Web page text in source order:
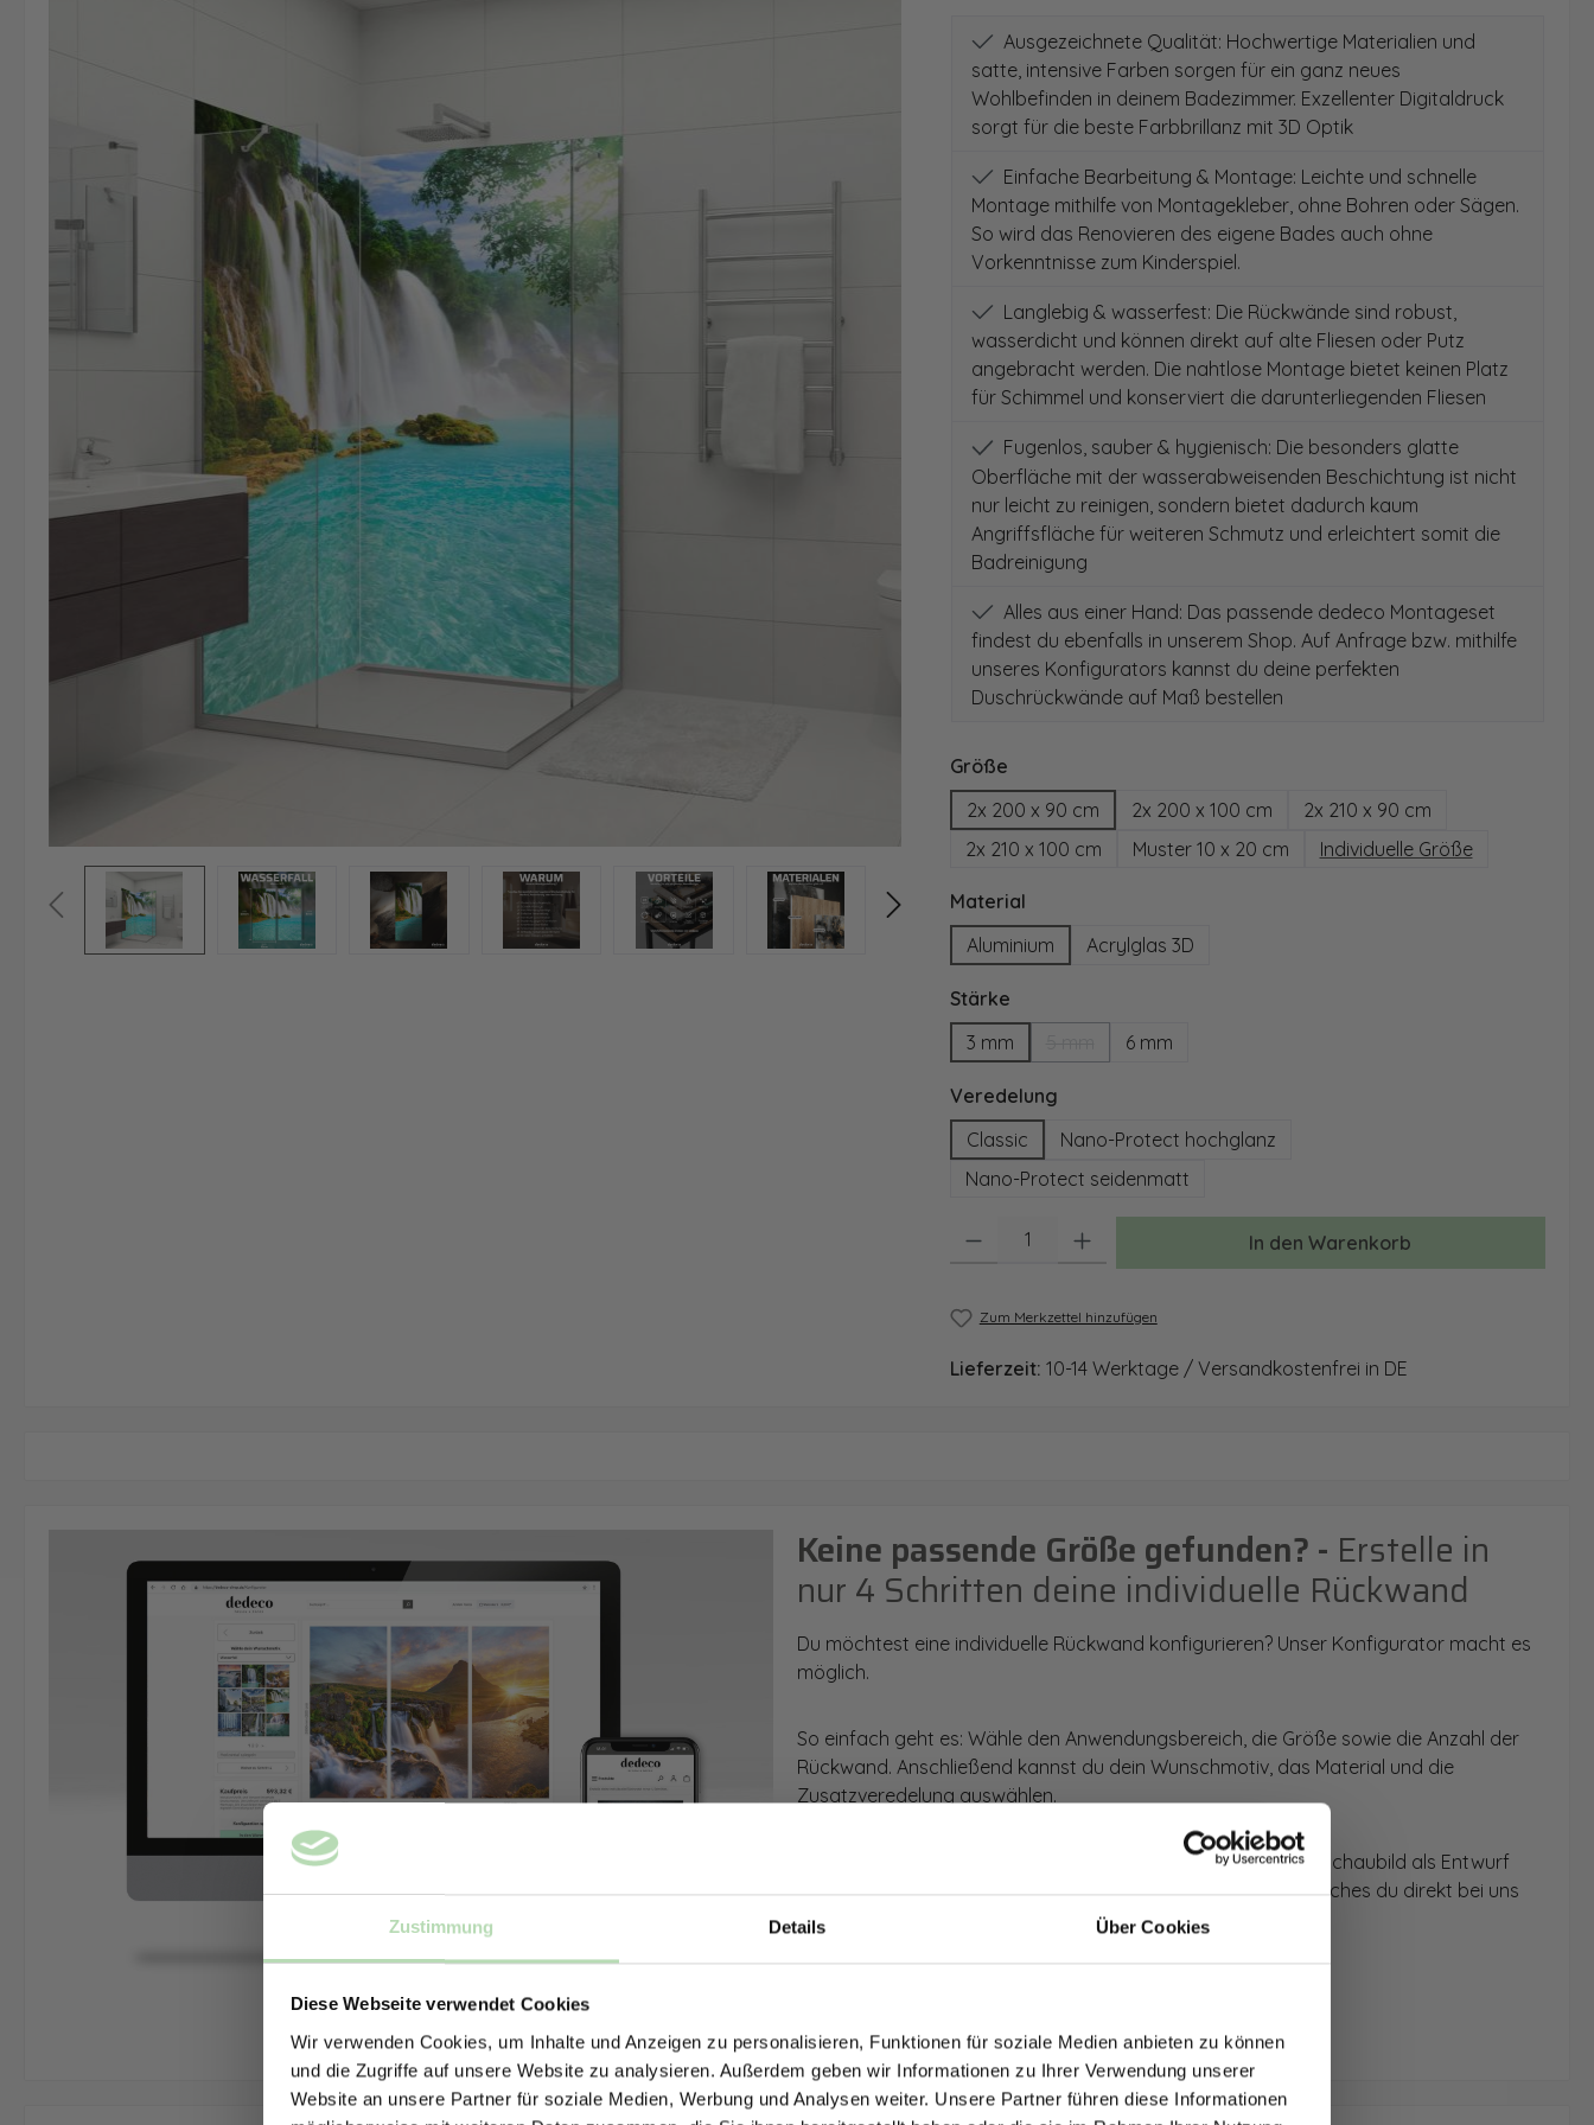
Zustimmung Details Über Cookies
Diese Webseite verwendet Cookies
Wir verwenden Cookies, um Inhalte und Anzeigen zu personalisieren, Funktionen für soziale Medien anbieten zu können
und die Zugriffe auf unsere Website zu analysieren. Außerdem geben wir Informationen zu Ihrer Verwendung unserer
Website an unsere Partner für soziale Medien, Werbung und Analysen weiter. Unsere Partner führen diese Informationen
Ausgezeichnete Qualität: Hochwertige Materialien und
satte, intensive Farben sorgen für ein ganz neues
Wohlbefinden in deinem Badezimmer. Exzellenter Digitaldruck
sorgt für die beste Farbbrillanz mit 3D Optik
Einfache Bearbeitung & Montage: Leichte und schnelle
Montage mithilfe von Montagekleber, ohne Bohren oder Sägen.
So wird das Renovieren des eigene Bades auch ohne
Vorkenntnisse zum Kinderspiel.
Langlebig & wasserfest: Die Rückwände sind robust,
wasserdicht und können direkt auf alte Fliesen oder Putz
angebracht werden. Die nahtlose Montage bietet keinen Platz
für Schimmel und konserviert die darunterliegenden Fliesen
Fugenlos, sauber & hygienisch: Die besonders glatte
Oberfläche mit der wasserabweisenden Beschichtung ist nicht
nur leicht zu reinigen, sondern bietet dadurch kaum
Angriffsfläche für weiteren Schmutz und erleichtert somit die
Badreinigung
Alles aus einer Hand: Das passende dedeco Montageset
findest du ebenfalls in unserem Shop. Auf Anfrage bzw. mithilfe
unseres Konfigurators kannst du deine perfekten
Duschrückwände auf Maß bestellen
Größeauswählen
2x 200 x 90 cm
2x 200 x 100 cm
2x 210 x 90 cm
2x 210 x 100 cm
Muster 10 x 20 cm Individuelle Größe
Materialauswählen
Aluminium
Acrylglas 3D
Stärkeauswählen
3 mm
(Diese Option ist zurzeit nicht verfügbar.)
6 mm
Veredelungauswählen
Classic
Nano-Protect hochglanz
Nano-Protect seidenmatt
Produkt Anzahl: Gib den gewünschten Wert ein oder benutze die Schaltflächen
In den Warenkorb
Zum Merkzettel hinzufügen
Lieferzeit: 10-14 Werktage / Versandkostenfrei in DE
Keine passende Größe gefunden? - Erstelle in
nur 4 Schritten deine individuelle Rückwand
Du möchtest eine individuelle Rückwand konfigurieren? Unser Konfigurator macht es
möglich.
So einfach geht es: Wähle den Anwendungsbereich, die Größe sowie die Anzahl der
Rückwand. Anschließend kannst du dein Wunschmotiv, das Material und die
Zusatzveredelung auswählen.
Mithilfe unseres Konfigurators werden dir die Rückwände im Schaubild als Entwurf
dargestellt. Parallel erhältst du dein individuelles Angebot, welches du direkt bei uns
bestellen kannst.
Jetzt zum Newsletter anmelden.